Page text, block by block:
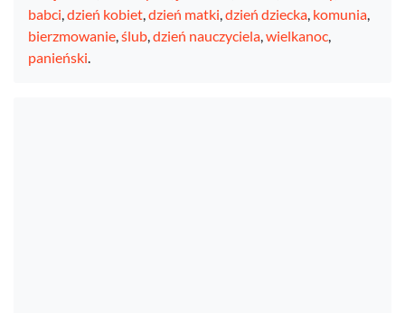
babci,dzień kobiet,dzień matki,dzień dziecka, komunia,
bierzmowanie,ślub,dzień nauczyciela,wielkanoc,
panieński.